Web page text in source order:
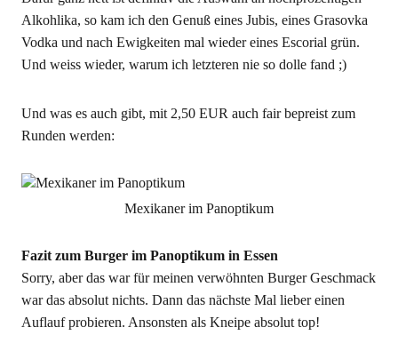
Alkohlika, so kam ich den Genuß eines Jubis, eines Grasovka
Vodka und nach Ewigkeiten mal wieder eines Escorial grün.
Und weiss wieder, warum ich letzteren nie so dolle fand ;)
Und was es auch gibt, mit 2,50 EUR auch fair bepreist zum
Runden werden:
Mexikaner im Panoptikum
Fazit zum Burger im Panoptikum in Essen
Sorry, aber das war für meinen verwöhnten Burger Geschmack
war das absolut nichts. Dann das nächste Mal lieber einen
Auflauf probieren. Ansonsten als Kneipe absolut top!